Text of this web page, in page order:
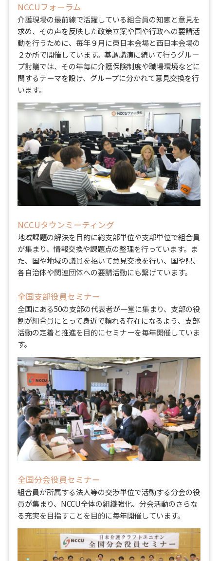
NCCUフォーラム
介護現場の最前線で活躍している組合員の知恵と意見を
求め、その声を反映した政策立案や国や行政への要請活
動を行うために、毎年９月に東日本会場と西日本会場の
２か所で開催しています。基調講演に続いて行うグルー
プ討議では、その年毎に介護保険制度や職場環境などに
関するテーマを設け、グループに分かれて意見交換を行
います。
NCCUタウンミーティング
地域課題の解決を目的に総支部単位や支部単位で組合員
が集まり、情報交換や課題点の整理を行っています。ま
た、国や地域の議員を招いて意見交換を行い、国や県、
各自治体や関連団体への要請活動にも繋げています。
全国支部役員セミナー
全国にある50の支部の代表者が一堂に集まり、支部の役
割が組合員にとって身近で頼れる存在になるよう、支部
活動の定着と推進を目的にセミナーを毎年開催していま
す。
全国分会役員セミナー
組合員が所属する法人等の交渉単位で活動する分会の役
員が集まり、NCCU全体の組織強化、分会活動のさらな
る充実を目指すことを目的に毎年開催しています。